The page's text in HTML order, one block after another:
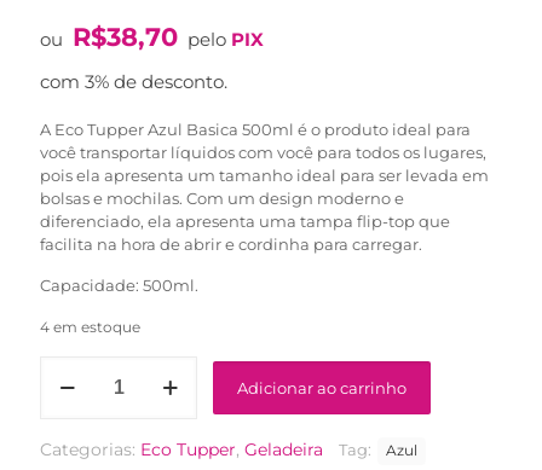
original
era:
R$62,00.R$39,90.
ou R$38,70 pelo PIX
com 3% de desconto.
A Eco Tupper Azul Basica 500ml é o produto ideal para
você transportar líquidos com você para todos os lugares,
pois ela apresenta um tamanho ideal para ser levada em
bolsas e mochilas. Com um design moderno e
diferenciado, ela apresenta uma tampa flip-top que
facilita na hora de abrir e cordinha para carregar.
Capacidade: 500ml.
4 em estoque
Tupper
500ml
Adicionar ao carrinho
Categorias: Eco Tupper, Geladeira Tag: Azul